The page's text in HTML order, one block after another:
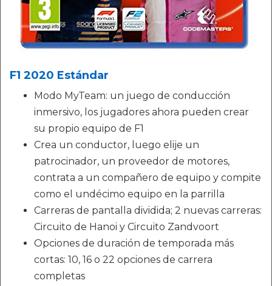
F1 2020 Estándar
Modo MyTeam: un juego de conducción
inmersivo, los jugadores ahora pueden crear
su propio equipo de F1
Crea un conductor, luego elije un
patrocinador, un proveedor de motores,
contrata a un compañero de equipo y compite
como el undécimo equipo en la parrilla
Carreras de pantalla dividida; 2 nuevas carreras:
Circuito de Hanoi y Circuito Zandvoort
Opciones de duración de temporada más
cortas: 10, 16 o 22 opciones de carrera
completas